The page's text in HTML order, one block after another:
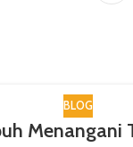
BLOG
Menangani